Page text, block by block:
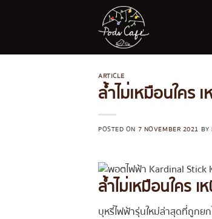
ARTICLE
ล้ำไม่เหมือนใคร
POSTED ON 7 NOVEMBER 2021 BY
ล้ำไม่เหมือนใคร
บุหรี่ไฟฟ้ารุ่นใหม่ล่าสุดที่ถูกย